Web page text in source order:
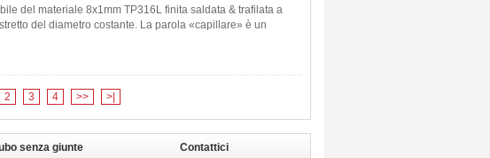
del materiale 8x1mm TP316L finita saldata & trafilata a
del diametro costante. La parola «capillare» è un
2 3 4 >> >|
senza giunte Contattici